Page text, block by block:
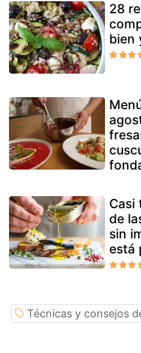
28
bien
Casi
de
sin
está
Técnicas y consejos